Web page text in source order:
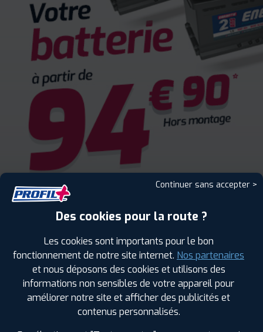
ENCORE PLUS D'AVANTAGES
Continuer sans accepter >
Des cookies pour la route ?
Les cookies sont importants pour le bon
fonctionnement de notre site internet. Nos partenaires
et nous déposons des cookies et utilisons des
informations non sensibles de votre appareil pour
améliorer notre site et afficher des publicités et
contenus personnalisés.